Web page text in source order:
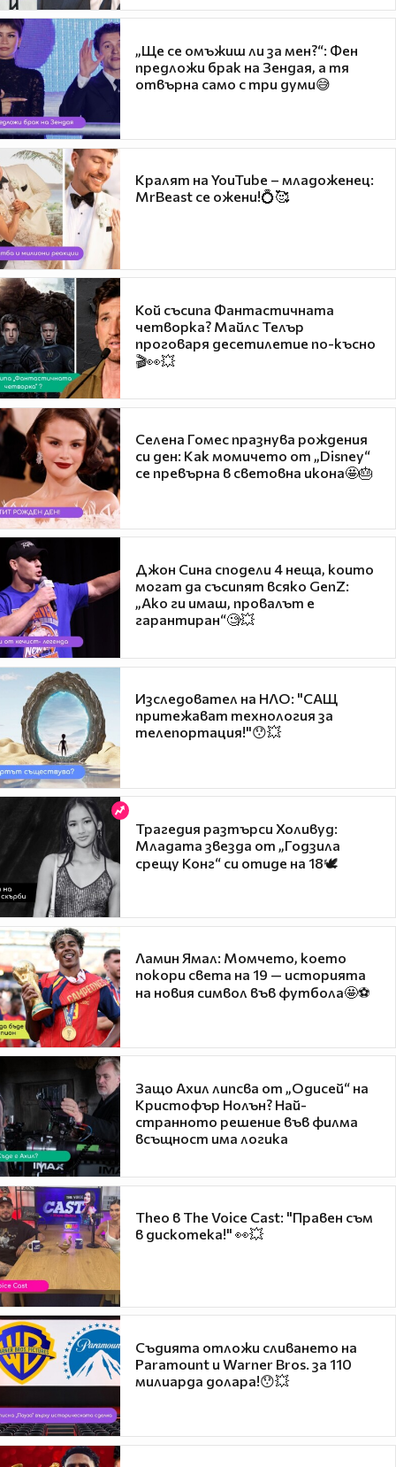
„Ще се омъжиш ли за мен?“: Фен
предложи брак на Зендая, а тя
отвърна само с три думи😅
Кралят на YouTube – младоженец:
MrBeast се ожени!💍🥰
Кой съсипа Фантастичната
четворка? Майлс Телър
проговаря десетилетие по-късно
🎬👀💥
Селена Гомес празнува рождения
си ден: Как момичето от „Disney“
се превърна в световна икона🤩🎂
Джон Сина сподели 4 неща, които
могат да съсипят всяко GenZ:
„Ако ги имаш, провалът е
гарантиран“🧐💥
Изследовател на НЛО: "САЩ
притежават технология за
телепортация!"😯💥
Трагедия разтърси Холивуд:
Младата звезда от „Годзила
срещу Конг“ си отиде на 18🕊️
Ламин Ямал: Момчето, което
покори света на 19 — историята
на новия символ във футбола🤩⚽
Защо Ахил липсва от „Одисей“ на
Кристофър Нолън? Най-
странното решение във филма
всъщност има логика
Theo в The Voice Cast: "Правен съм
в дискотека!" 👀💥
Съдията отложи сливането на
Paramount и Warner Bros. за 110
милиарда долара!😯💥